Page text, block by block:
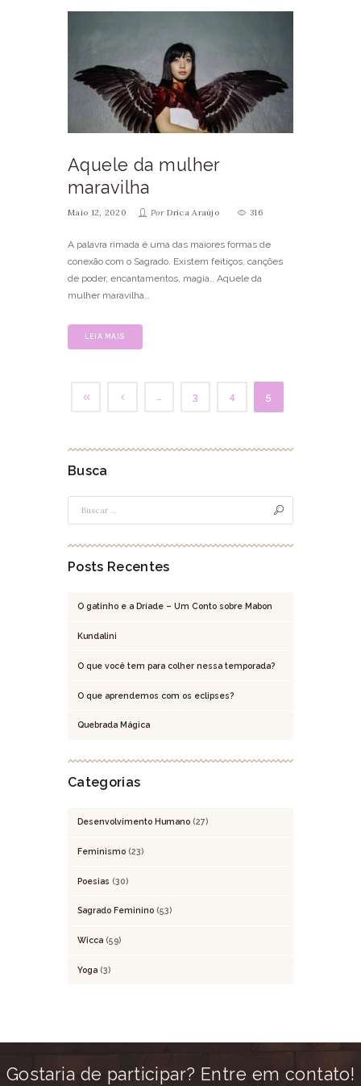
Aquele da mulher
maravilha
Maio 12, 2020 PorDrica Araújo 316
A palavra rimada é uma das maiores formas de
conexão com o Sagrado. Existem feitiços, canções
de poder, encantamentos, magia.. Aquele da
mulher maravilha…
LEIA MAIS
… 3 4 5
Busca
Posts Recentes
O gatinho e a Dríade – Um Conto sobre Mabon
Kundalini
O que você tem para colher nessa temporada?
O que aprendemos com os eclipses?
Quebrada Mágica
Categorias
Desenvolvimento Humano(27)
Feminismo(23)
Poesias (30)
Sagrado Feminino(53)
Wicca(59)
Yoga(3)
Gostaria de participar? Entre em contato!